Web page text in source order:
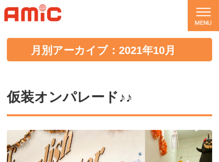
月別アーカイブ：2021年10月
仮装オンパレード♪♪